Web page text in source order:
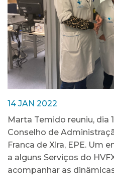
14 JAN 2022
Marta Temido reuniu, dia
Conselho de
Franca de Xira, EPE. Um
a alguns Serviços do
acompanhar as